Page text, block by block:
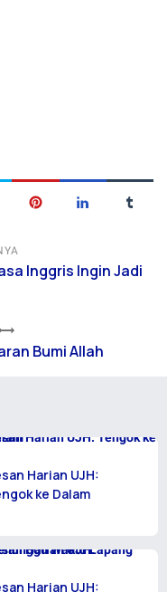
Inggris Ingin Jadi
Bumi Allah
Harian UJH:
ke Dalam
Harian UJH: